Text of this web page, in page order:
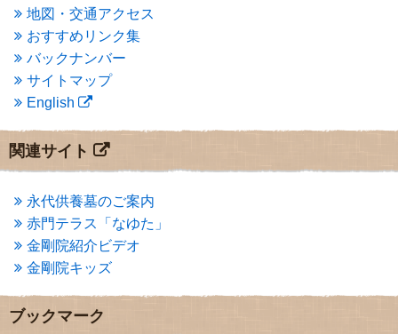
2014年5月(1)
2014年4月 (4)
2014年1月 (1)
2013年11月(4)
2013年10月 (2)
2013年9月(4)
2013年7月
(7)
2013年6月 (6)
2013年5月(13)
2013年4月(1)
2013年3月
(4)
2013年2月(6)
2013年1月(6)
2012年12月(7)
2012年10月(5)
2012年9月
(8)
地図・交通アクセス
おすすめリンク集
バックナンバー
サイトマップ
English
関連サイト
永代供養墓のご案内
赤門テラス「なゆた」
金剛院紹介ビデオ
金剛院キッズ
ブックマーク